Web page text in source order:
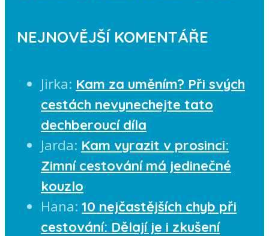
NEJNOVĚJŠÍ KOMENTÁŘE
Jirka: Kam za uměním? Při svých
cestách nevynechejte tato
dechberoucí díla
Jarda: Kam vyrazit v prosinci:
Zimní cestování má jedinečné
kouzlo
Hana: 10 nejčastějších chyb při
cestování: Dělají je i zkušení